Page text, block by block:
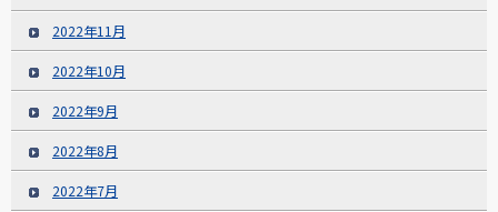
2022年11月
2022年10月
2022年9月
2022年8月
2022年7月